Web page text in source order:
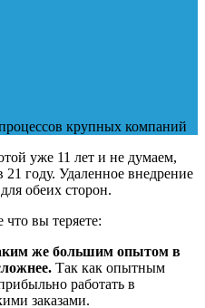
крупных компаний
уже 11 лет и не думаем,
году. Удаленное внедрение
обеих сторон.
что вы теряете:
же большим опытом в
Так как опытным
работать в
заказами.